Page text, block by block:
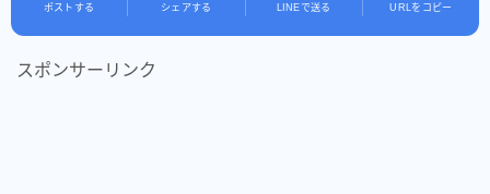
ポストする シェアする LINEで送る URLをコピー
スポンサーリンク